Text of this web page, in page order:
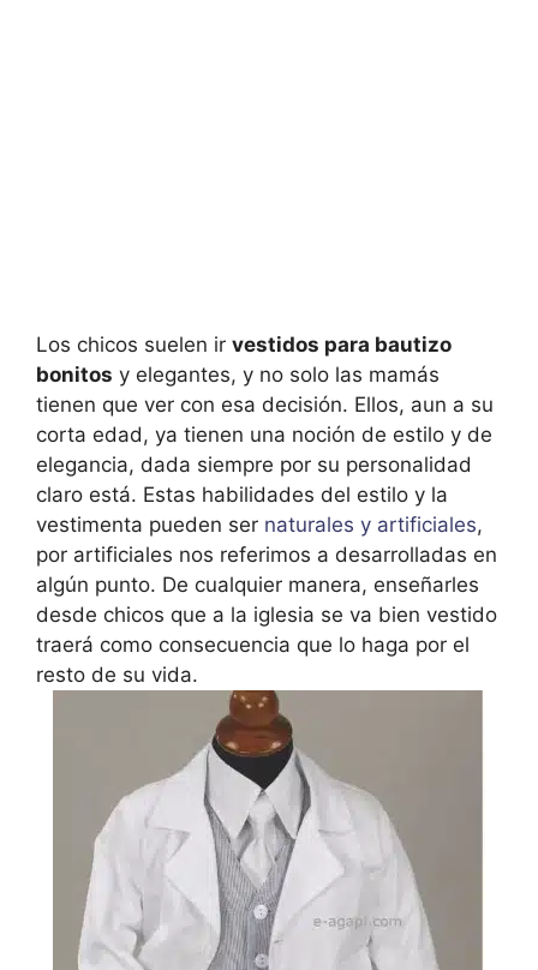
Los chicos suelen ir vestidos para bautizo
bonitos y elegantes, y no solo las mamás
tienen que ver con esa decisión. Ellos, aun a su
corta edad, ya tienen una noción de estilo y de
elegancia, dada siempre por su personalidad
claro está. Estas habilidades del estilo y la
vestimenta pueden ser naturales y artificiales,
por artificiales nos referimos a desarrolladas en
algún punto. De cualquier manera, enseñarles
desde chicos que a la iglesia se va bien vestido
traerá como consecuencia que lo haga por el
resto de su vida.